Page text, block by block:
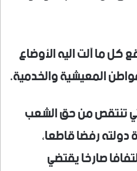
كل ما آلت اليه الأوضاع
المعيشية والخدمية.
تنتقص من حق الشعب
رفضا قاطعا،
صارخا يقتضي